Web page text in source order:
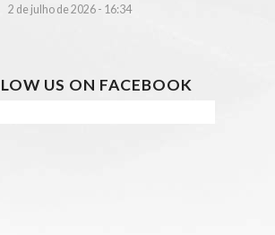
2 de julho de 2026 - 16:34
US ON FACEBOOK